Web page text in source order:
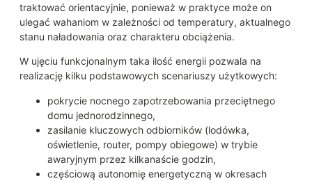
traktować orientacyjnie, ponieważ w praktyce może on
ulegać wahaniom w zależności od temperatury, aktualnego
stanu naładowania oraz charakteru obciążenia.
W ujęciu funkcjonalnym taka ilość energii pozwala na
realizację kilku podstawowych scenariuszy użytkowych:
pokrycie nocnego zapotrzebowania przeciętnego
domu jednorodzinnego,
zasilanie kluczowych odbiorników (lodówka,
oświetlenie, router, pompy obiegowe) w trybie
awaryjnym przez kilkanaście godzin,
częściową autonomię energetyczną w okresach